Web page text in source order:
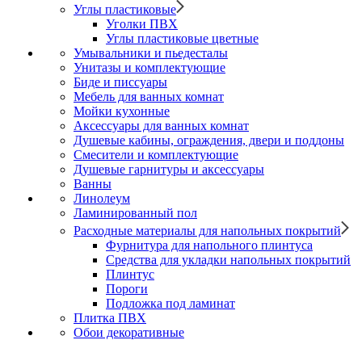
Углы пластиковые
Уголки ПВХ
Углы пластиковые цветные
Умывальники и пьедесталы
Унитазы и комплектующие
Биде и писсуары
Мебель для ванных комнат
Мойки кухонные
Аксессуары для ванных комнат
Душевые кабины, ограждения, двери и поддоны
Смесители и комплектующие
Душевые гарнитуры и аксессуары
Ванны
Линолеум
Ламинированный пол
Расходные материалы для напольных покрытий
Фурнитура для напольного плинтуса
Средства для укладки напольных покрытий
Плинтус
Пороги
Подложка под ламинат
Плитка ПВХ
Обои декоративные